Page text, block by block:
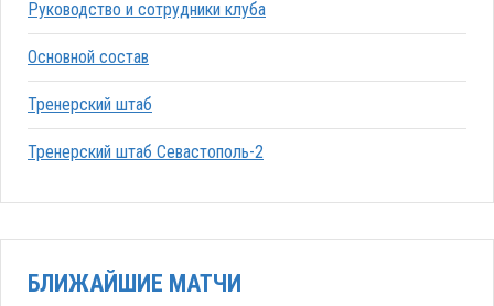
Руководство и сотрудники клуба
Основной состав
Тренерский штаб
Тренерский штаб Севастополь-2
БЛИЖАЙШИЕ МАТЧИ